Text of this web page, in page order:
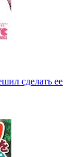
сделать ее